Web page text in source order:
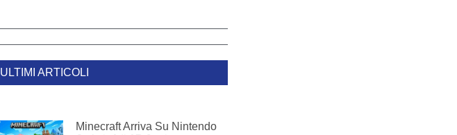
ULTIMI ARTICOLI
Minecraft Arriva Su Nintendo